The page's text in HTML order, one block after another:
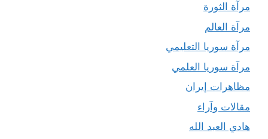
مرآة الثورة
مرآة العالم
مرآة سوريا التعليمي
مرآة سوريا العلمي
مظاهرات إيران
مقالات وآراء
هادي العبد الله